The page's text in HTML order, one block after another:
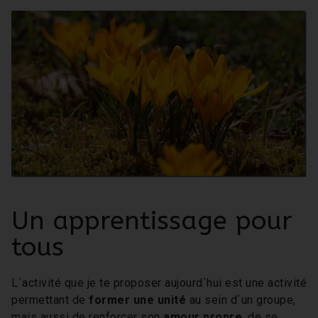
Un apprentissage pour
tous
L´activité que je te proposer aujourd´hui est une activité
permettant de former une unité au sein d´un groupe,